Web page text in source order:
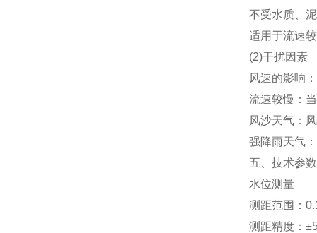
不受水质、
适用于流速
(2)干扰因素
风速的影响
流速较慢：
风沙天气：
强降雨天气
五、技术参数
水位测量
测距范围：
测距精度：